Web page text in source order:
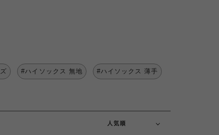
#ハイソックス 無地 #ハイソックス 薄手
人気順
新着順
価格が高い順